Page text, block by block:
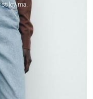
stilovima.